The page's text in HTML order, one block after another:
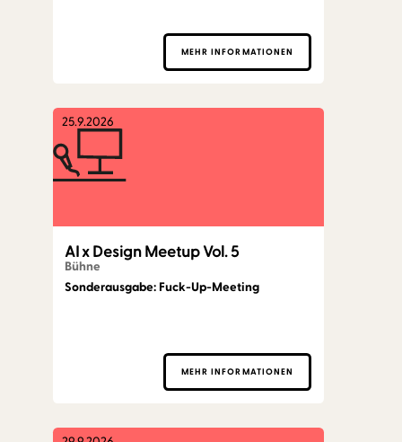
MEHR INFORMATIONEN
25.9.2026
AI x Design Meetup Vol. 5
Bühne
Sonderausgabe: Fuck-Up-Meeting
MEHR INFORMATIONEN